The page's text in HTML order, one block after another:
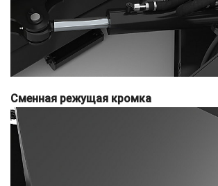
Сменная режущая кромка